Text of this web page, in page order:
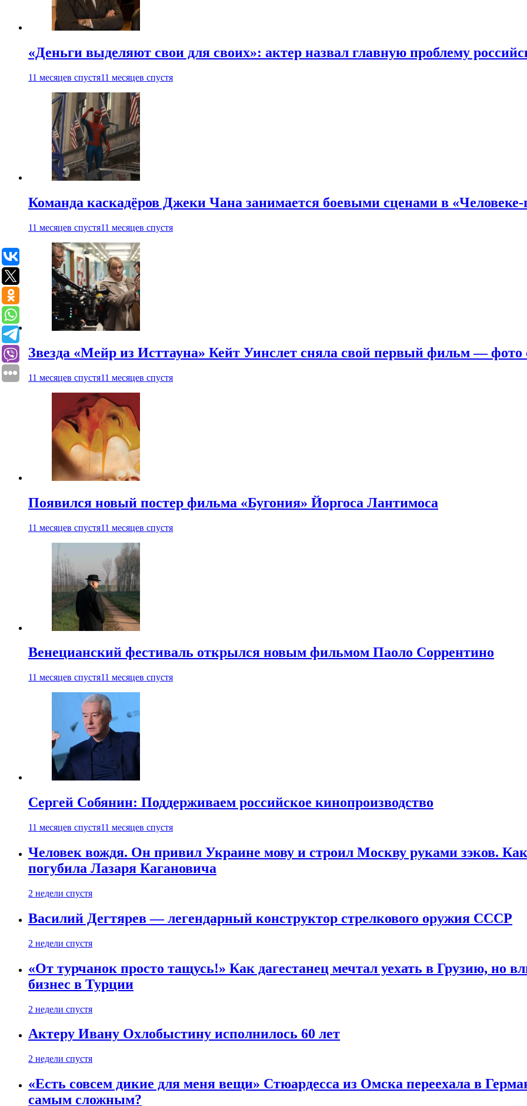
«Деньги выделяют свои для своих»: актер назвал главную проблему
11 месяцев спустя11 месяцев спустя
Команда каскадёров Джеки Чана занимается боевыми сценами в «Человеке-
11 месяцев спустя11 месяцев спустя
Звезда «Мейр из Исттауна» Кейт Уинслет сняла свой первый фильм — фото
11 месяцев спустя11 месяцев спустя
Появился новый постер фильма «Бугония» Йоргоса Лантимоса
11 месяцев спустя11 месяцев спустя
Венецианский фестиваль открылся новым фильмом Паоло Соррентино
11 месяцев спустя11 месяцев спустя
Сергей Собянин: Поддерживаем российское кинопроизводство
11 месяцев спустя11 месяцев спустя
Человек вождя. Он привил Украине мову и строил Москву руками зэков.
погубила Лазаря Кагановича
2 недели спустя
Василий Дегтярев — легендарный конструктор стрелкового оружия СССР
2 недели спустя
«От турчанок просто тащусь!» Как дагестанец мечтал уехать в Грузию, но
бизнес в Турции
2 недели спустя
Актеру Ивану Охлобыстину исполнилось 60 лет
2 недели спустя
«Есть совсем дикие для меня вещи» Стюардесса из Омска переехала в
самым сложным?